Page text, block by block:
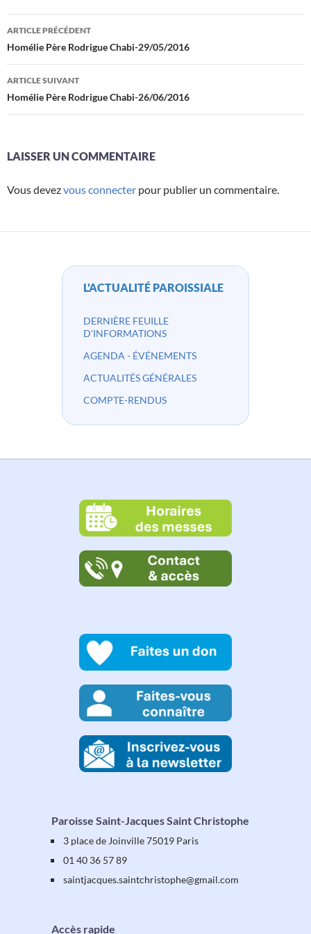
Navigation
des
articles
ARTICLE PRÉCÉDENT
Homélie Père Rodrigue Chabi-29/05/2016
ARTICLE SUIVANT
Homélie Père Rodrigue Chabi-26/06/2016
LAISSER UN COMMENTAIRE
Vous devezvous connecter pour publier un commentaire.
L'ACTUALITÉ PAROISSIALE
DERNIÈRE FEUILLE
D'INFORMATIONS
AGENDA - ÉVÉNEMENTS
ACTUALITÉS GÉNÉRALES
COMPTE-RENDUS
Paroisse Saint-Jacques Saint Christophe
3 place de Joinville 75019 Paris
01 40 36 57 89
saintjacques.saintchristophe@gmail.com
Accès rapide